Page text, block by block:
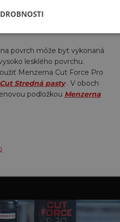
mierne priehľadný / mastný
leštidla
povrch môže byť vykonaná
lesklého povrchu.
Menzerna Cut Force Pro
Stredná pasty . V oboch
podložkou Menzerna